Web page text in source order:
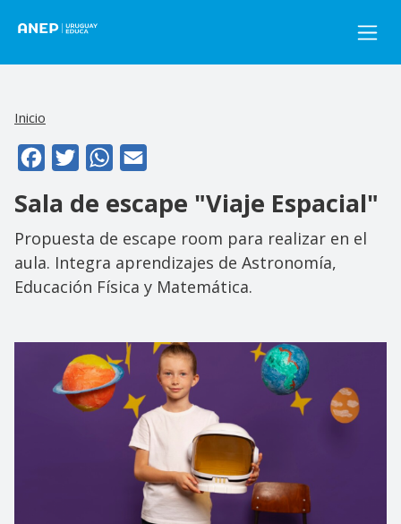
Inicio
FacebookTwitterWhatsApp
Sala de escape "Viaje Espacial"
Propuesta de escape room para realizar en el
aula. Integra aprendizajes de Astronomía,
Educación Física y Matemática.